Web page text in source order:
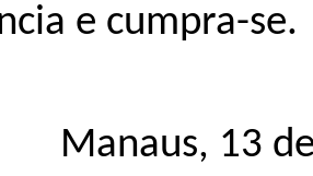
e cumpra-se.
Manaus, 13